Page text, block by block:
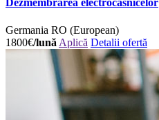
Dezmembrarea electrocasnicelor
Germania RO (European)
1800€/lună Aplică Detalii ofertă